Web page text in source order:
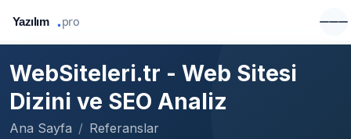
WebSiteleri.tr - Web Sitesi
Dizini ve SEO Analiz
Ana Sayfa
Referanslar